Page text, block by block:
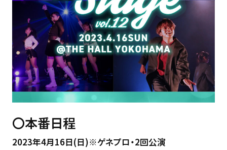
〇本番日程
2023年4月16日(日)※ゲネプロ・2回公演